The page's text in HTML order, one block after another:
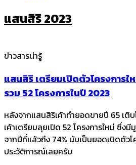
แสนสิริ 2023
ข่าวสารน่ารู้
แสนสิริ เตรียมเปิดตัวโครงการ
รวม 52 โครงการในปี 2023
หลังจากแสนสิริเค้าทำยอดขายปี 65 เติ
เค้าเตรียมลุยเปิด 52 โครงการใหม่ ซึ่ง
จากปีที่แล้วถึง 74% นับเป็นยอดเปิดตัวโ
ประวัติการณ์เลยครับ